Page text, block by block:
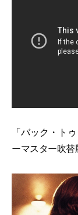
「バック・ト
ーマスター吹